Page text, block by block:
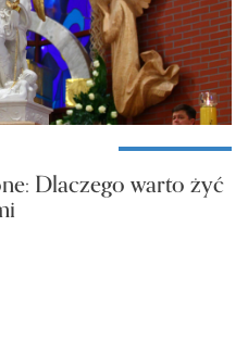
Dlaczego warto żyć